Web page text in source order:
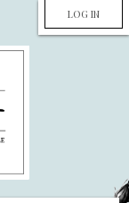
LOG IN